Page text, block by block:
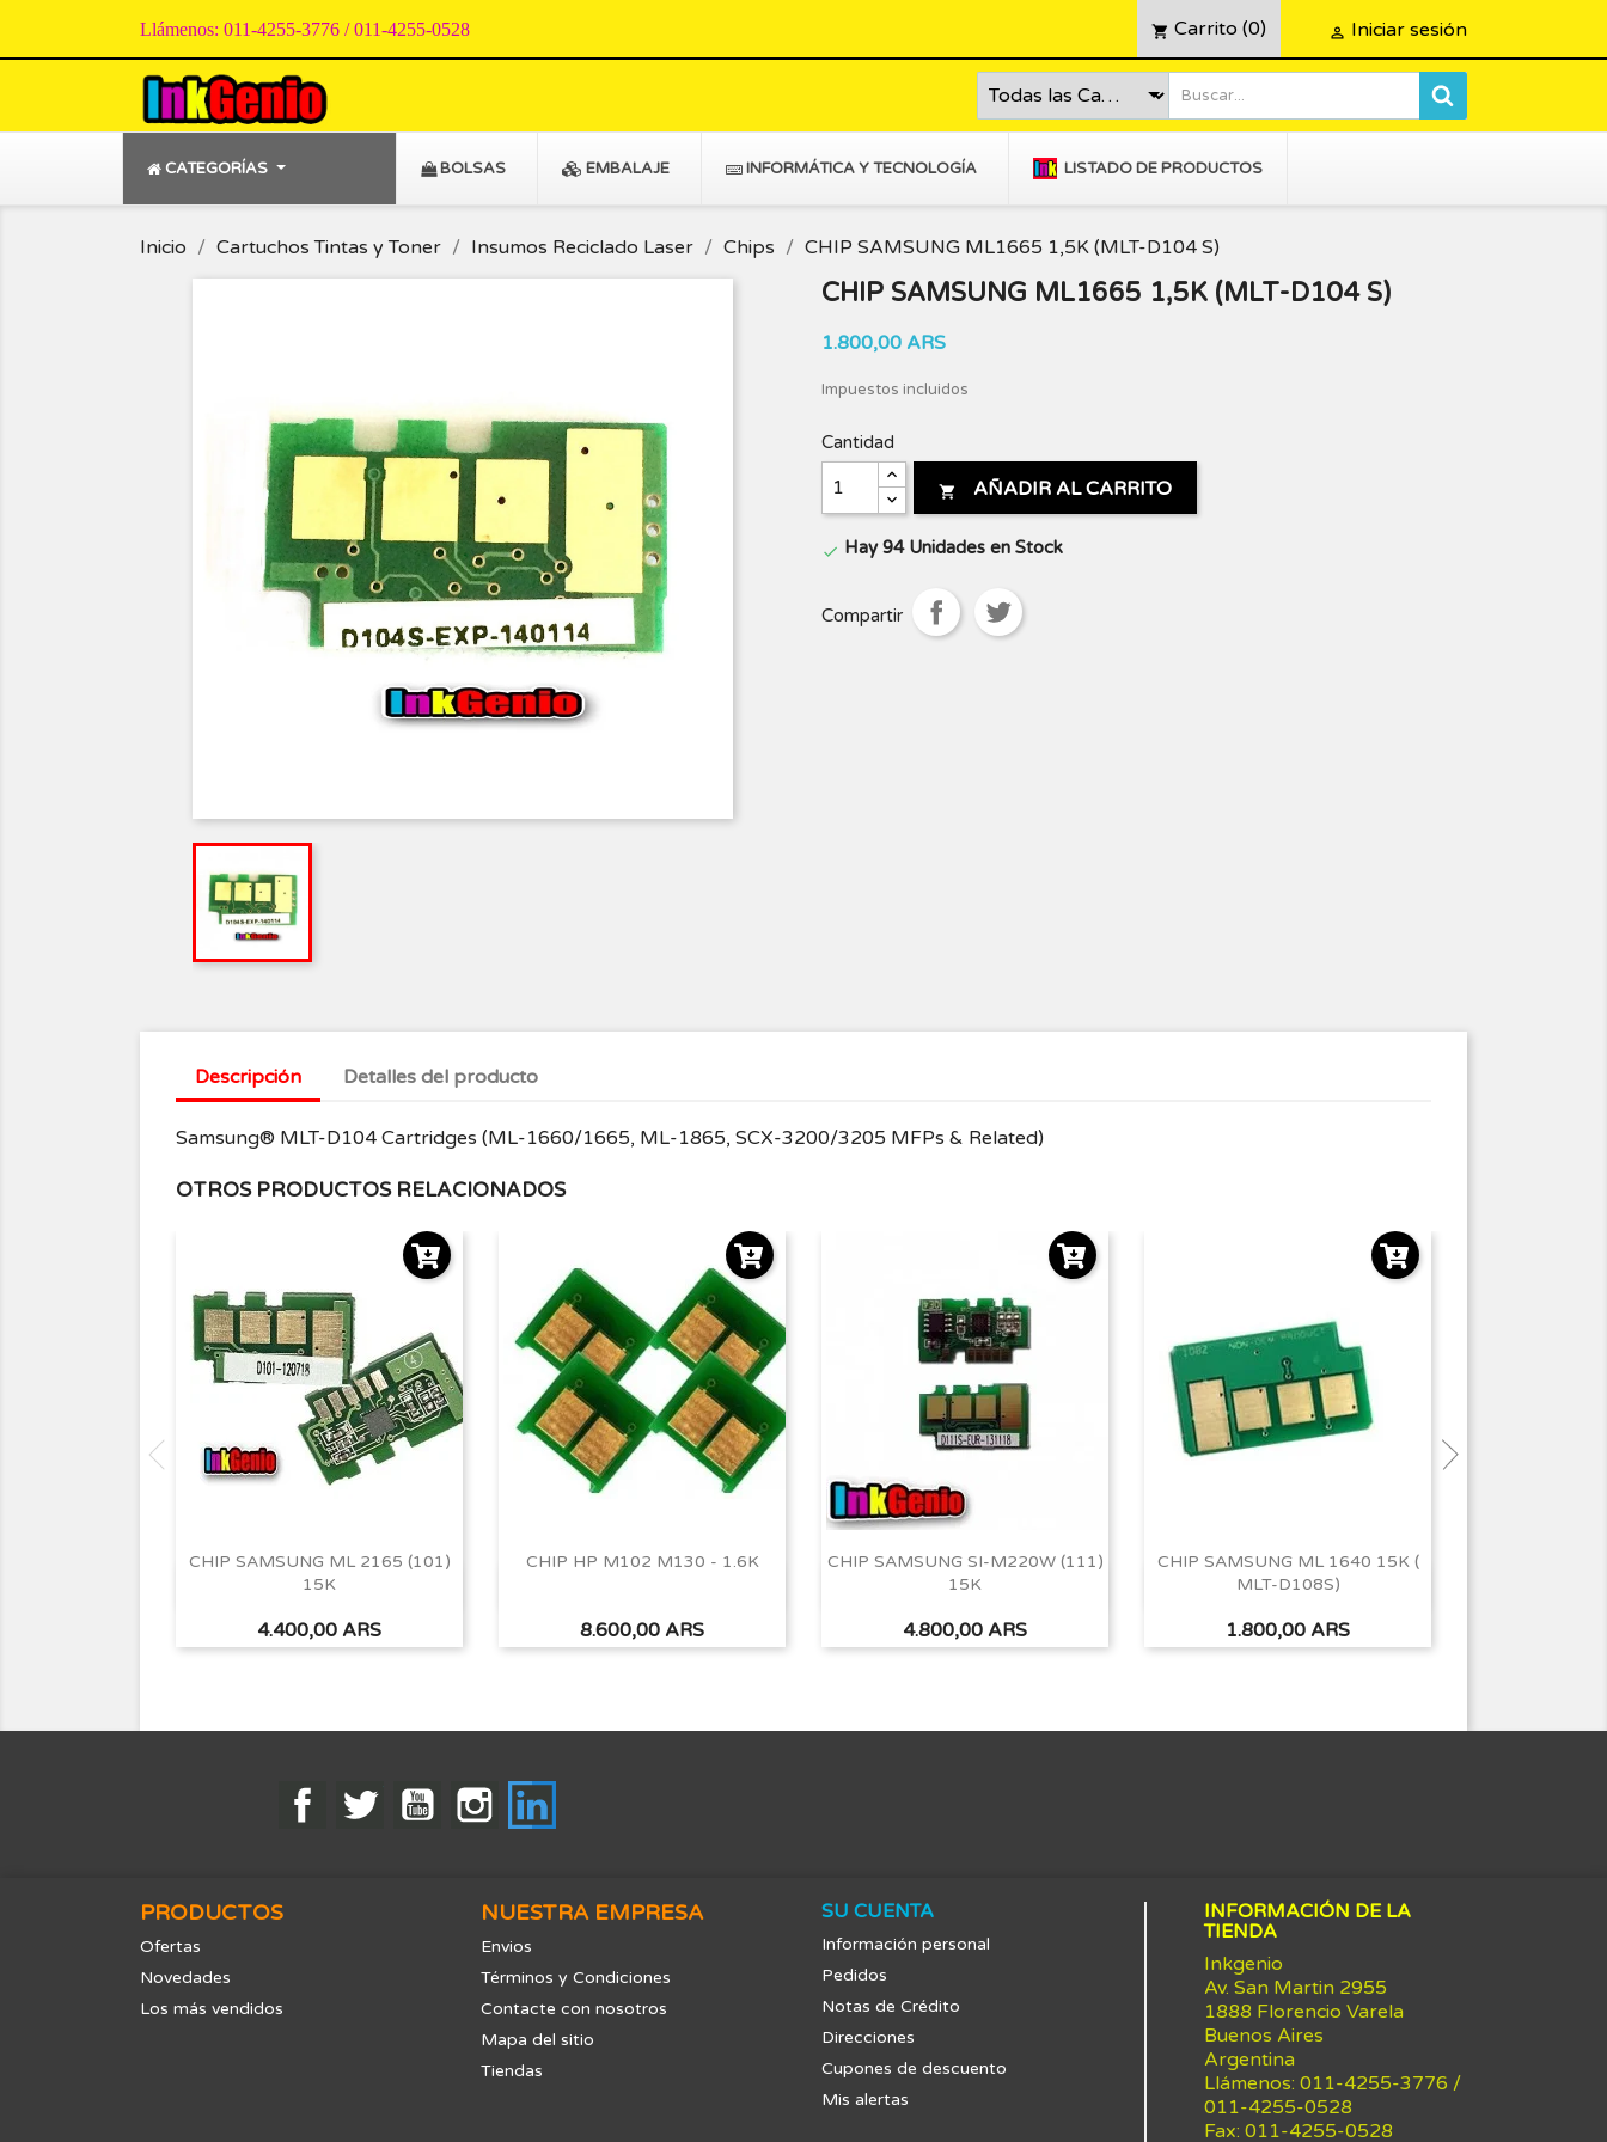
Llámenos: 011-4255-3776 / 011-4255-0528 shopping_cart Carrito (0)  Iniciar sesión
CATEGORÍAS BOLSAS EMBALAJE INFORMÁTICA Y TECNOLOGÍA LISTADO DE PRODUCTOS
Inicio Cartuchos Tintas y Toner Insumos Reciclado Laser Chips CHIP SAMSUNG ML1665 1,5K (MLT-D104 S)
CHIP SAMSUNG ML1665 1,5K (MLT-D104 S)
1.800,00 ARS
Impuestos incluidos
Cantidad
 AÑADIR AL CARRITO
 Hay 94 Unidades en Stock
Compartir
Descripción Detalles del producto
Samsung® MLT-D104 Cartridges (ML-1660/1665, ML-1865, SCX-3200/3205 MFPs & Related)
OTROS PRODUCTOS RELACIONADOS
CHIP SAMSUNG ML 2165 (101)
15K
Precio
4.400,00 ARS
Vista rápida
CHIP HP M102 M130 - 1.6K
Precio
8.600,00 ARS
CHIP SAMSUNG SI-M220W (111)
15K
Precio
4.800,00 ARS
Vista rápida
CHIP SAMSUNG ML 1640 15K (
MLT-D108S)
Precio
1.800,00 ARS
Vista rápida
FacebookTwitter YouTubeInstagram
PRODUCTOS
Ofertas
Novedades
Los más vendidos
NUESTRA EMPRESA
Envios
Términos y Condiciones
Contacte con nosotros
Mapa del sitio
Tiendas
SU CUENTA
Información personal
Pedidos
Notas de Crédito
Direcciones
Cupones de descuento
Mis alertas
INFORMACIÓN DE LA
TIENDA
Inkgenio
Av. San Martin 2955
1888 Florencio Varela
Buenos Aires
Argentina
Llámenos: 011-4255-3776 /
011-4255-0528
Fax: 011-4255-0528